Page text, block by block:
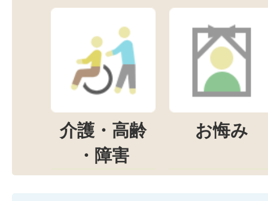
介護・高齢
・障害
お悔み